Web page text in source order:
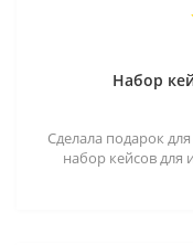
Набор
Сделала подарок
набор кейсов для